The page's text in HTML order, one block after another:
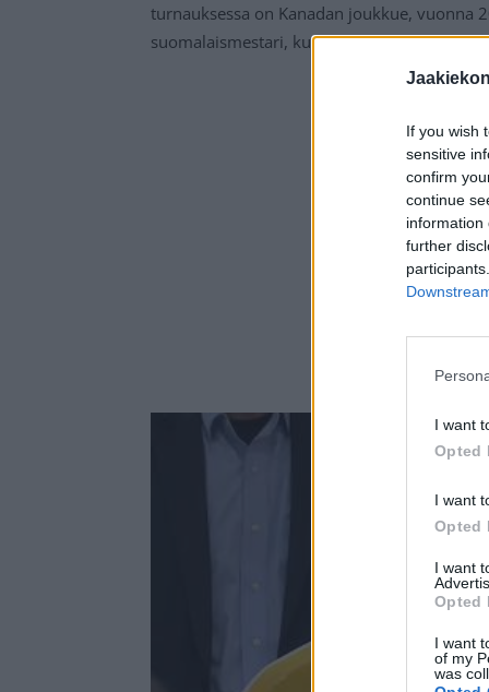
If you wish
sensitive
confirm
continue
information
further
I want
Opted
I want
Opted
I want
Opted
I want
of my
was
turnauksessa on Kanadan joukkue, vuonna
suomalaismestari, kun KalPa kävi